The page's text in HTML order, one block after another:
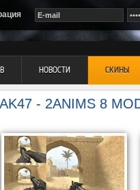
НОВОСТИ СКИНЫ
- 2ANIMS 8